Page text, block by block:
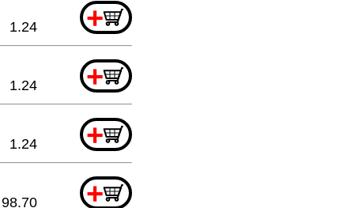
+
1.24
+
1.24
+
1.24
+
98.70